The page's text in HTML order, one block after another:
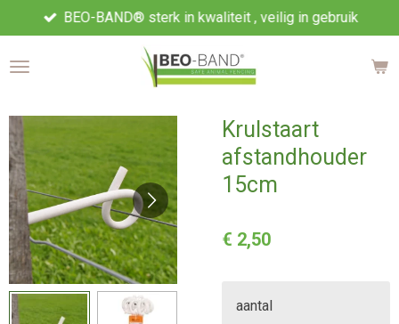
direct
naar
BEO-BAND® sterk in kwaliteit , veilig in gebruik
Krulstaart
afstandhouder
15cm
€ 2,50
aantal